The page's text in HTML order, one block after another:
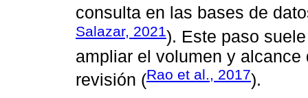
consulta en las bases de
Salazar, 2021). Este paso
ampliar el volumen y
revisión (Rao et al., 2017).